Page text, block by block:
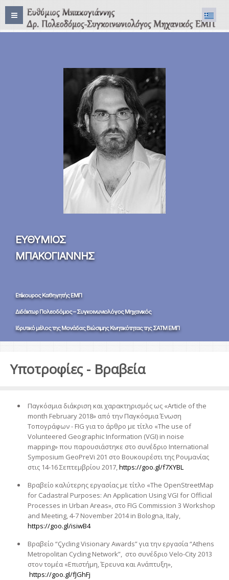
ΕΥΘΥΜΙΟΣ
ΜΠΑΚΟΓΙΑΝΝΗΣ
Επίκουρος Καθηγητής ΕΜΠ
Διδάκτωρ Πολεοδόμος – Συγκοινωνιολόγος Μηχανικός
Ιδρυτικό μέλος της Μονάδας Βιώσιμης Κινητικότητας της ΣΑΤΜ ΕΜΠ
Υποτροφίες - Βραβεία
Παγκόσμια διάκριση και χαρακτηρισμός ως «Article of the
month February 2018» από την Παγκόσμια Ένωση
Τοπογράφων - FIG για το άρθρο με τίτλο «The use of
Volunteered Geographic Information (VGI) in noise
mapping» που παρουσιάστηκε στο συνέδριο International
Symposium GeoPreVi 201 στο Βουκουρέστι της Ρουμανίας
στις 14-16 Σεπτεμβρίου 2017,https://goo.gl/f7XYBL
Βραβείο καλύτερης εργασίας με τίτλο «The OpenStreetMap
for Cadastral Purposes: An Application Using VGI for Official
Processes in Urban Areas», στο FIG Commission 3 Workshop
and Meeting, 4-7 November 2014 in Bologna, Italy,
https://goo.gl/isiwB4
Βραβείο “Çycling Visionary Awards” για την εργασία “Athens
Metropolitan Cycling Network”, στο συνέδριο Velo-City 2013
στον τομέα «Επιστήμη, Έρευνα και Ανάπτυξη»,
https://goo.gl/fJGhFj